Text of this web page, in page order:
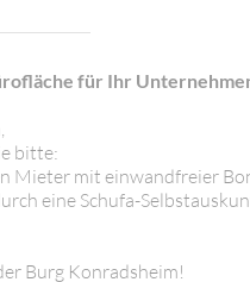
für Ihr
bitte:
Mieter mit einwandfreier
eine Schufa-
Burg Konradsheim!